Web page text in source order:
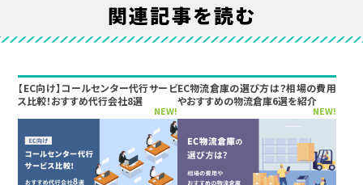
関連記事を読む
【EC向け】コールセンター代行サービ
ス比較！おすすめ代行会社8選
NEW!
EC物流倉庫の選び方は？相場の費用
やおすすめの物流倉庫6選を紹介
NEW!